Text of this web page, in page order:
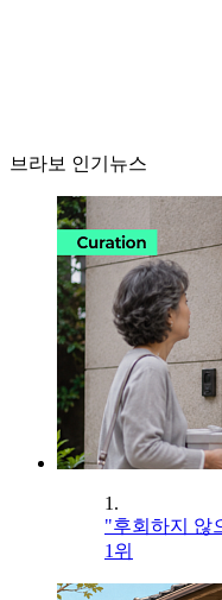
브라보 인기뉴스
1.
"후회하지 않
1위